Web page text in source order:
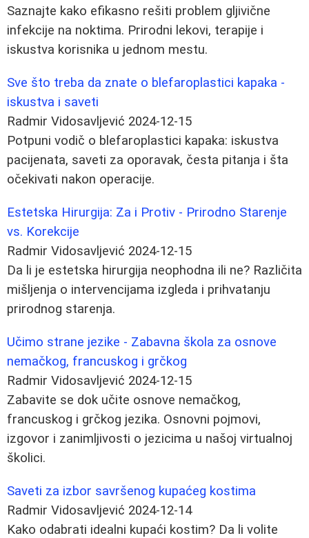
Saznajte kako efikasno rešiti problem gljivične
infekcije na noktima. Prirodni lekovi, terapije i
iskustva korisnika u jednom mestu.
Sve što treba da znate o blefaroplastici kapaka -
iskustva i saveti
Radmir Vidosavljević 2024-12-15
Potpuni vodič o blefaroplastici kapaka: iskustva
pacijenata, saveti za oporavak, česta pitanja i šta
očekivati nakon operacije.
Estetska Hirurgija: Za i Protiv - Prirodno Starenje
vs. Korekcije
Radmir Vidosavljević 2024-12-15
Da li je estetska hirurgija neophodna ili ne? Različita
mišljenja o intervencijama izgleda i prihvatanju
prirodnog starenja.
Učimo strane jezike - Zabavna škola za osnove
nemačkog, francuskog i grčkog
Radmir Vidosavljević 2024-12-15
Zabavite se dok učite osnove nemačkog,
francuskog i grčkog jezika. Osnovni pojmovi,
izgovor i zanimljivosti o jezicima u našoj virtualnoj
školici.
Saveti za izbor savršenog kupaćeg kostima
Radmir Vidosavljević 2024-12-14
Kako odabrati idealni kupaći kostim? Da li volite